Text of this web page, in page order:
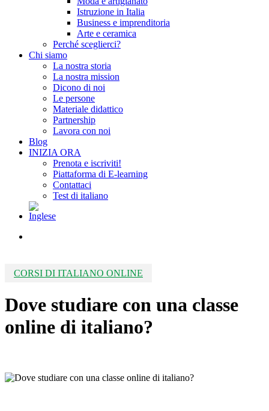
Istruzione in Italia
Business e imprenditoria
Arte e ceramica
Perché sceglierci?
Chi siamo
La nostra storia
La nostra mission
Dicono di noi
Le persone
Materiale didattico
Partnership
Lavora con noi
Blog
INIZIA ORA
Prenota e iscriviti!
Piattaforma di E-learning
Contattaci
Test di italiano
CORSI DI ITALIANO ONLINE
Dove studiare con una classe
online di italiano?